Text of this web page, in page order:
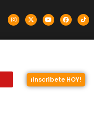
¡Inscríbete HOY!